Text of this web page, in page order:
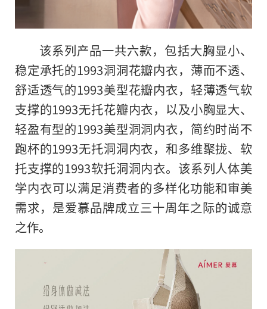
该系列产品一共六款，包括大胸显小、
稳定承托的1993洞洞花瓣内衣，薄而不透、
舒适透气的1993美型花瓣内衣，轻薄透气软
支撑的1993无托花瓣内衣，以及小胸显大、
轻盈有型的1993美型洞洞内衣，简约时尚不
跑杯的1993无托洞洞内衣，和多维聚拢、软
托支撑的1993软托洞洞内衣。该系列人体美
学内衣可以满足消费者的多样化功能和审美
需求，是爱慕品牌成立三十周年之际的诚意
之作。